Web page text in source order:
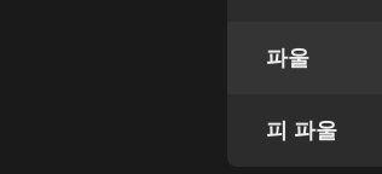
파울
피 파울